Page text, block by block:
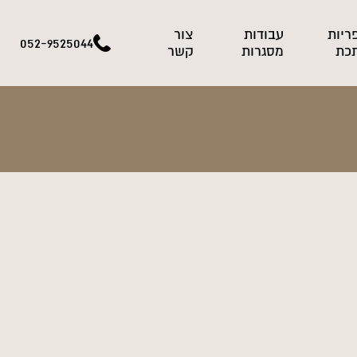
עבודות
מסגרות
צור
קשר
052-9525044